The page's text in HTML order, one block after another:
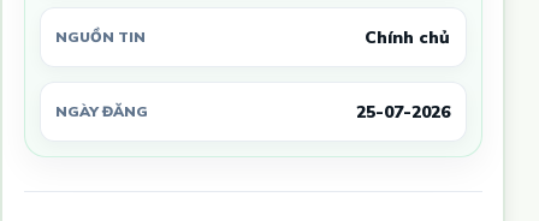
NGUỒN TIN Chính chủ
NGÀY ĐĂNG 25-07-2026